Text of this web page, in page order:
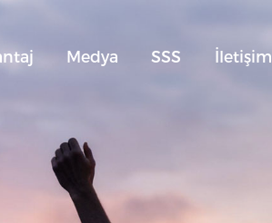
Medya SSS İletişim